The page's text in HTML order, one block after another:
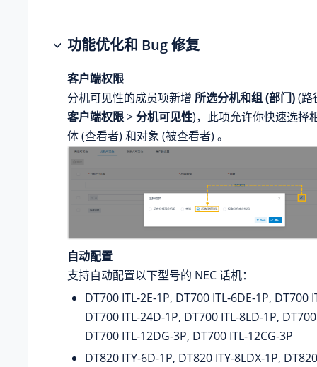
功能优化和 Bug 修复
客户端权限
分机可见性的成员项新增 所选分机和组 (部门)(路
客户端权限>分机可见性)，此项允许你快速选择
体 (查看者) 和对象 (被查看者) 。
自动配置
支持自动配置以下型号的 NEC 话机：
DT700 ITL-2E-1P, DT700 ITL-6DE-1P, DT700
DT700 ITL-24D-1P, DT700 ITL-8LD-1P,
DT700 ITL-12DG-3P, DT700 ITL-12CG-3P
DT820 ITY-6D-1P, DT820 ITY-8LDX-1P,